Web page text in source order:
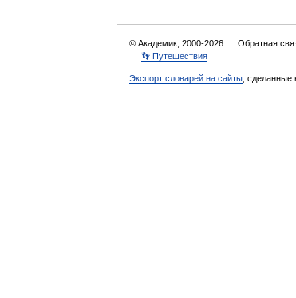
© Академик, 2000-2026 Обратная
👣 Путешествия
Экспорт словарей на сайты , сделанные